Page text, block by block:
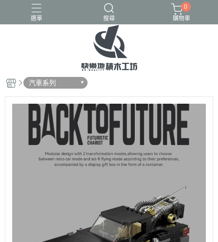
選單 搜尋
熾造社
0
購物車
汽車系列